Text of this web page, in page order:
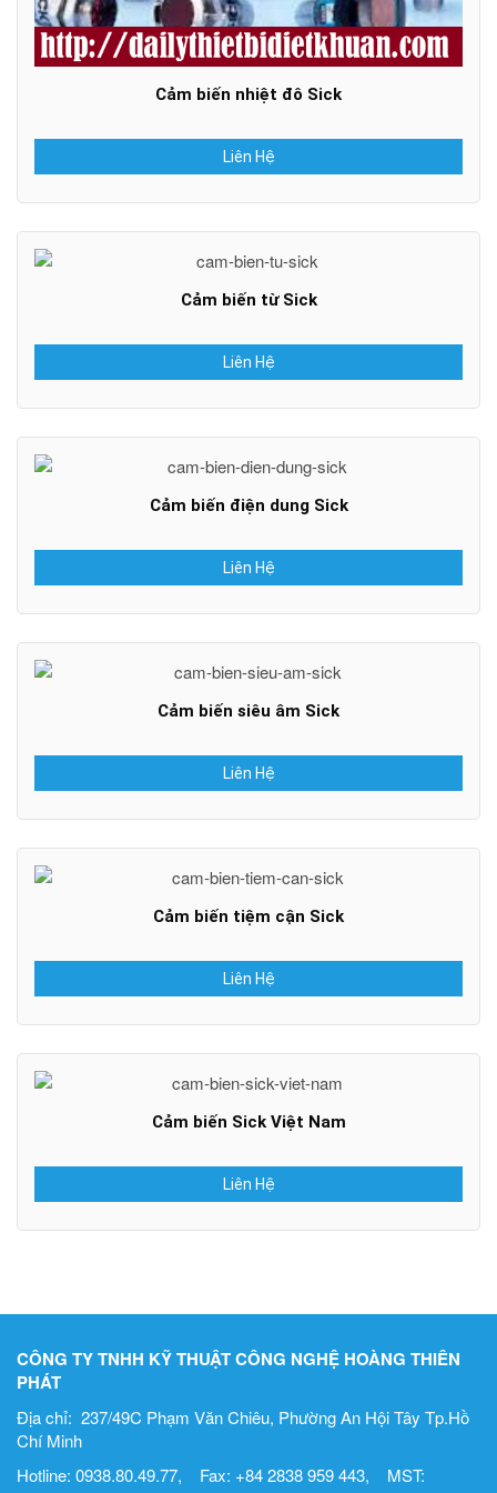
Cảm biến nhiệt đô Sick
Liên Hệ
Cảm biến từ Sick
Liên Hệ
Cảm biến điện dung Sick
Liên Hệ
Cảm biến siêu âm Sick
Liên Hệ
Cảm biến tiệm cận Sick
Liên Hệ
Cảm biến Sick Việt Nam
Liên Hệ
CÔNG TY TNHH KỸ THUẬT CÔNG NGHỆ HOÀNG THIÊN
PHÁT
Địa chỉ: 237/49C Phạm Văn Chiêu, Phường An Hội Tây Tp.Hồ
Chí Minh
Hotline: 0938.80.49.77, Fax: +84 2838 959 443, MST: